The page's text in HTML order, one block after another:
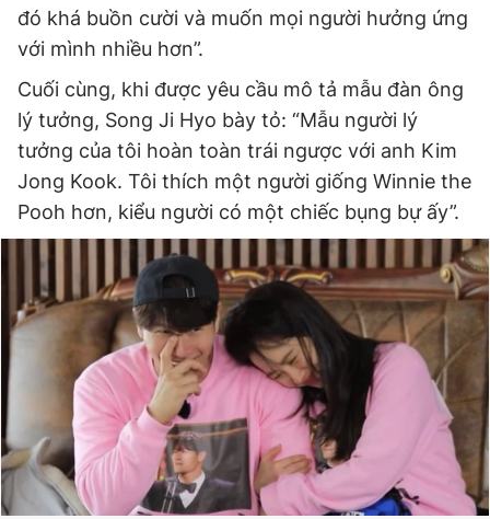
đó khá buồn cười và muốn mọi người hưởng ứng
với mình nhiều hơn”.
Cuối cùng, khi được yêu cầu mô tả mẫu đàn ông
lý tưởng, Song Ji Hyo bày tỏ: “Mẫu người lý
tưởng của tôi hoàn toàn trái ngược với anh Kim
Jong Kook. Tôi thích một người giống Winnie the
Pooh hơn, kiểu người có một chiếc bụng bự ấy”.